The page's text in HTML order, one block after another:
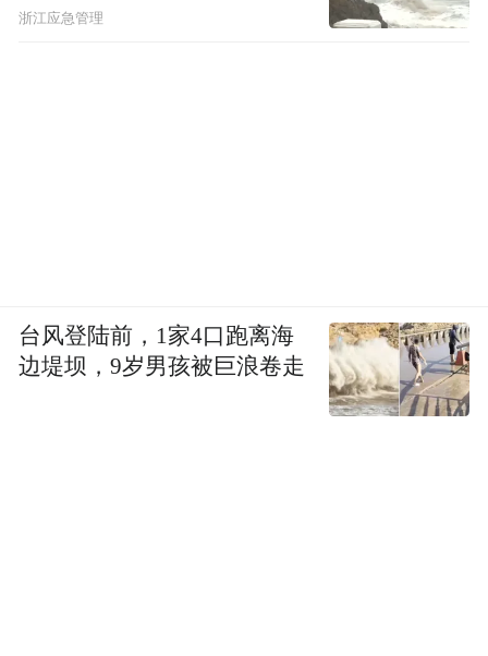
浙江应急管理
台风登陆前，1家4口跑离海
边堤坝，9岁男孩被巨浪卷走